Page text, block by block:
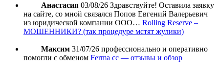
Анастасия 03/08/26 Здравствуйте! Оставила заявку
на сайте, со мной связался Попов Евгений Валерьевич
из юридической компании ООО… Rolling Reserve –
МОШЕННИКИ? (так процедуре мстят жулики)
Максим 31/07/26 профессионально и оперативно
помогли с обменом Ferma cc — отзывы и обзор